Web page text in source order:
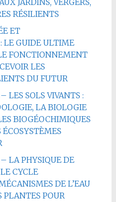
JARDINS, VERGERS,
RÉSILIENTS
ET
LE GUIDE ULTIME
FONCTIONNEMENT
LES
DU FUTUR
LES SOLS VIVANTS :
LA BIOLOGIE
BIOGÉOCHIMIQUES
LA PHYSIQUE DE
CYCLE
DE L’EAU
PLANTES POUR